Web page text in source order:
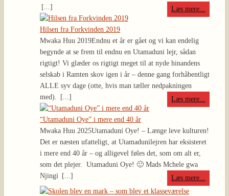
[...]
Læs mere...
Hilsen fra Forkvinden 2019
Mwaka Huu 2019Endnu et år er gået og vi kan endelig
begynde at se frem til endnu en Utamaduni lejr, sådan
rigtigt! Vi glæder os rigtigt meget til at nyde hinandens
selskab i Ramten skov igen i år – denne gang forhåbentligt
ALLE syv dage (otte, hvis man tæller nedpakningen
med).
[...] Læs mere...
“Utamaduni Oye” i mere end 40 år
Mwaka Huu 2025Utamaduni Oye! – Længe leve kulturen!
Det er næsten ufatteligt, at Utamadunilejren har eksisteret
i mere end 40 år – og alligevel føles det, som om alt er,
som det plejer. Utamaduni Oye! 🙂 Mads Mchele gwa
Njingi
[...] Læs mere...